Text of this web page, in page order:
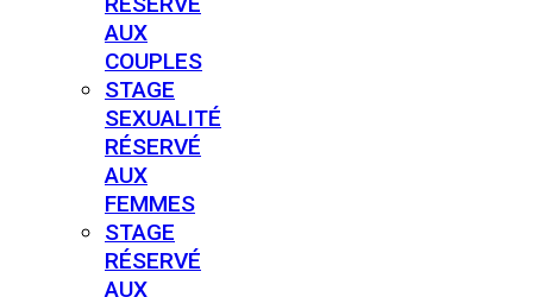
AUX
COUPLES
STAGE
SEXUALITÉ
RÉSERVÉ
AUX
FEMMES
STAGE
RÉSERVÉ
AUX